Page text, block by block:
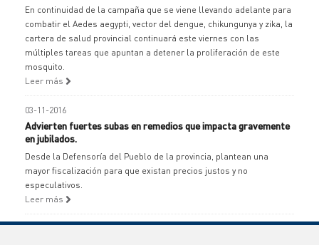
En continuidad de la campaña que se viene llevando adelante para
combatir el Aedes aegypti, vector del dengue, chikungunya y zika, la
cartera de salud provincial continuará este viernes con las
múltiples tareas que apuntan a detener la proliferación de este
mosquito.
Leer más
03-11-2016
Advierten fuertes subas en remedios que impacta gravemente
en jubilados.
Desde la Defensoría del Pueblo de la provincia, plantean una
mayor fiscalización para que existan precios justos y no
especulativos.
Leer más